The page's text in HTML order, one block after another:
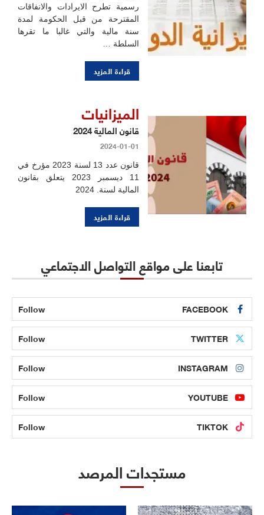
رسمية تطرح الايرادات والانفاقات
المقترحة من قبل الحكومة لمدة
سنة مالية والتي غالبا ما تقرها
السلطة …
قراءة المزيد
الميزانيات
قانون المالية 2024
2024-01-01
قانون عدد 13 لسنة 2023 مؤرخ في
11 ديسمبر 2023 يتعلق بقانون
المالية لسنة. 2024
قراءة المزيد
تابعنا على مواقع التواصل الاجتماعي
FACEBOOK
Follow
TWITTER
Follow
INSTAGRAM
Follow
YOUTUBE
Follow
TIKTOK
Follow
مستجدات المرصد